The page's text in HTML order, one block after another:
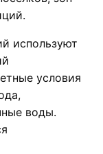
используют
условия
воды.